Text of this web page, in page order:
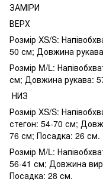
ЗАМІРИ
ВЕРХ
Розмір XS/S:
50 см; Довжина
Розмір M/L:
см; Довжина рукава:
НИЗ
Розмір XS/S:
стегон: 54-70 см;
76 см; Посадка: 26 см.
Розмір M/L:
56-41 см; Довжина
Посадка: 28 см.